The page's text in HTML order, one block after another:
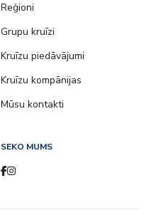
Reģioni
Grupu kruīzi
Kruīzu piedāvājumi
Kruīzu kompānijas
Mūsu kontakti
SEKO MUMS